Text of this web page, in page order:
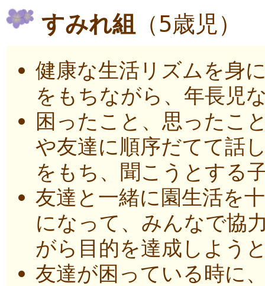
すみれ組
（5歳児）
健康な生活リズムを身
をもちながら、年長児
困ったこと、思ったこ
や友達に順序だてて話
をもち、聞こうとする
友達と一緒に園生活を
になって、みんなで協
がら目的を達成しよう
友達が困っている時に